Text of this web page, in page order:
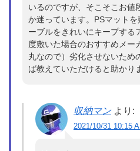
いるのですが、そこそこお値
か迷っています。PSマット
ーブルをきれいにキープする
度敷いた場合のおすすめメー
丸なので）劣化させないため
ば教えていただけると助かり
収納マン より:
2021/10/31 10:15